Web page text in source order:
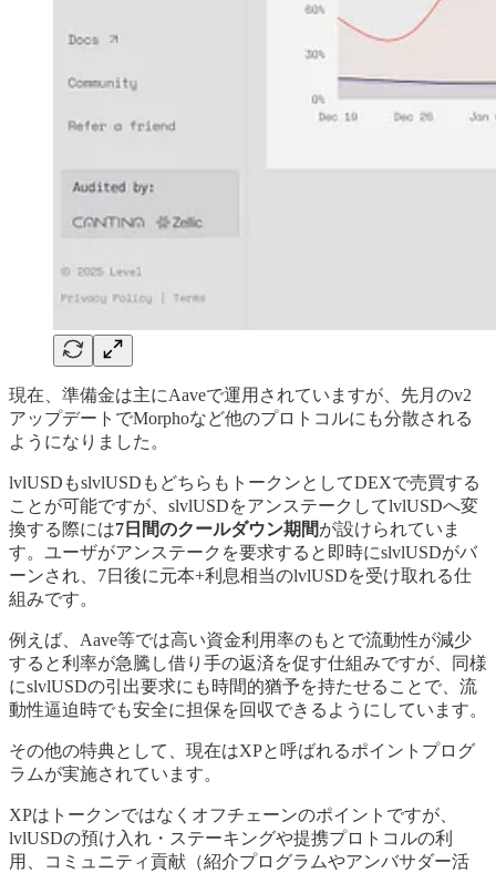
現在、準備金は主にAaveで運用されていますが、先月のv2
アップデートでMorphoなど他のプロトコルにも分散される
ようになりました。
lvlUSDもslvlUSDもどちらもトークンとしてDEXで売買する
ことが可能ですが、slvlUSDをアンステークしてlvlUSDへ変
換する際には7日間のクールダウン期間が設けられていま
す。ユーザがアンステークを要求すると即時にslvlUSDがバ
ーンされ、7日後に元本+利息相当のlvlUSDを受け取れる仕
組みです。
例えば、Aave等では高い資金利用率のもとで流動性が減少
すると利率が急騰し借り手の返済を促す仕組みですが、同様
にslvlUSDの引出要求にも時間的猶予を持たせることで、流
動性逼迫時でも安全に担保を回収できるようにしています。
その他の特典として、現在はXPと呼ばれるポイントプログ
ラムが実施されています。
XPはトークンではなくオフチェーンのポイントですが、
lvlUSDの預け入れ・ステーキングや提携プロトコルの利
用、コミュニティ貢献（紹介プログラムやアンバサダー活